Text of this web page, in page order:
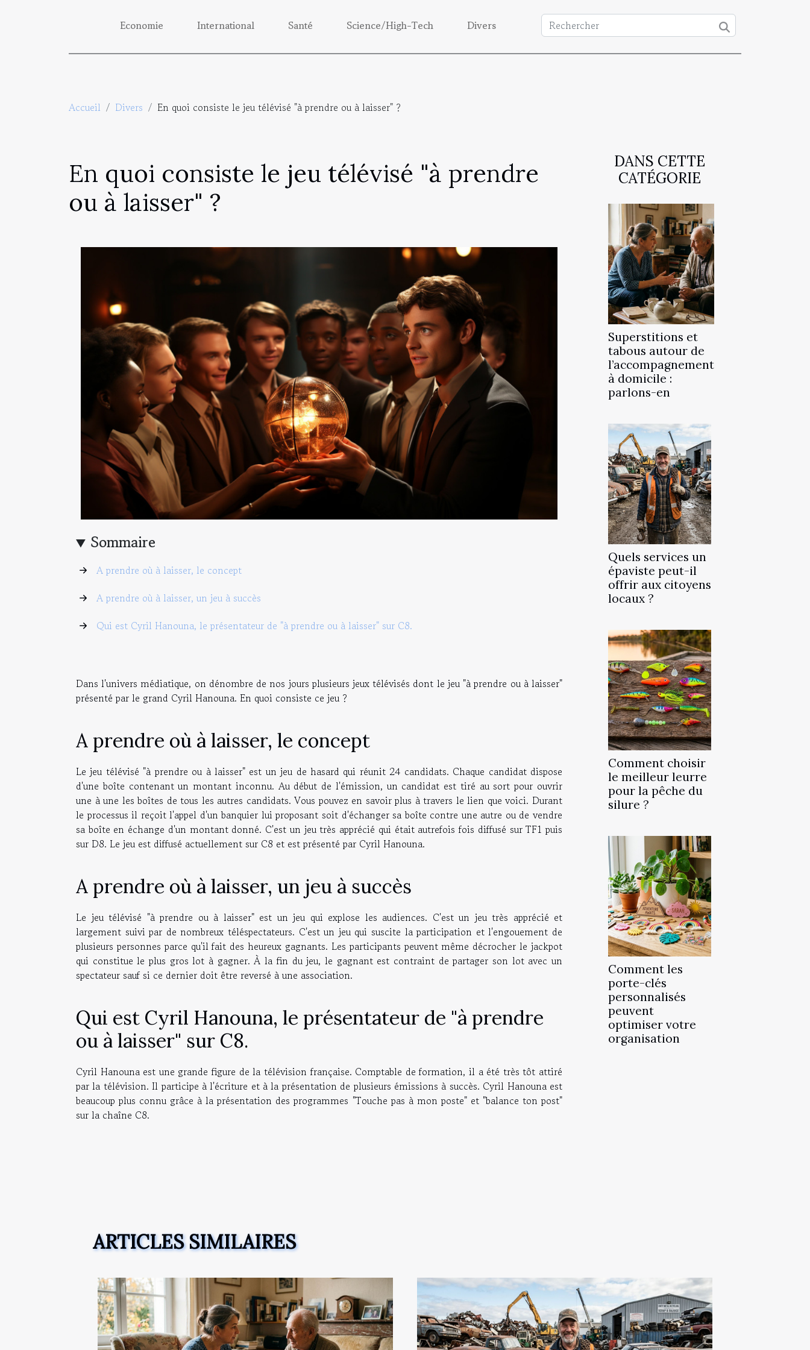
Economie International Santé Science/High-Tech Divers
Accueil Divers En quoi consiste le jeu télévisé "à prendre ou à laisser" ?
En quoi consiste le jeu télévisé "à prendre
ou à laisser" ?
Sommaire
A prendre où à laisser, le concept
A prendre où à laisser, un jeu à succès
Qui est Cyril Hanouna, le présentateur de "à prendre ou à laisser" sur C8.
Dans l'univers médiatique, on dénombre de nos jours plusieurs jeux télévisés dont le jeu "à prendre ou à laisser"
présenté par le grand Cyril Hanouna. En quoi consiste ce jeu ?
A prendre où à laisser, le concept
Le jeu télévisé "à prendre ou à laisser" est un jeu de hasard qui réunit 24 candidats. Chaque candidat dispose
d'une boîte contenant un montant inconnu. Au début de l'émission, un candidat est tiré au sort pour ouvrir
une à une les boîtes de tous les autres candidats. Vous pouvez en savoir plus à travers le lien que voici. Durant
le processus il reçoit l'appel d'un banquier lui proposant soit d'échanger sa boîte contre une autre ou de vendre
sa boîte en échange d'un montant donné. C'est un jeu très apprécié qui était autrefois fois diffusé sur TF1 puis
sur D8. Le jeu est diffusé actuellement sur C8 et est présenté par Cyril Hanouna.
A prendre où à laisser, un jeu à succès
Le jeu télévisé "à prendre ou à laisser" est un jeu qui explose les audiences. C'est un jeu très apprécié et
largement suivi par de nombreux téléspectateurs. C'est un jeu qui suscite la participation et l'engouement de
plusieurs personnes parce qu'il fait des heureux gagnants. Les participants peuvent même décrocher le jackpot
qui constitue le plus gros lot à gagner. À la fin du jeu, le gagnant est contraint de partager son lot avec un
spectateur sauf si ce dernier doit être reversé à une association.
Qui est Cyril Hanouna, le présentateur de "à prendre
ou à laisser" sur C8.
Cyril Hanouna est une grande figure de la télévision française. Comptable de formation, il a été très tôt attiré
par la télévision. Il participe à l'écriture et à la présentation de plusieurs émissions à succès. Cyril Hanouna est
beaucoup plus connu grâce à la présentation des programmes "Touche pas à mon poste" et "balance ton post"
sur la chaîne C8.
DANS CETTE
CATÉGORIE
Superstitions et
tabous autour de
l’accompagnement
à domicile :
parlons-en
Quels services un
épaviste peut-il
offrir aux citoyens
locaux ?
Comment choisir
le meilleur leurre
pour la pêche du
silure ?
Comment les
porte-clés
personnalisés
peuvent
optimiser votre
organisation
ARTICLES SIMILAIRES